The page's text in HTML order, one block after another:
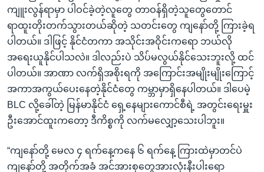
ကျူးလွန်ရာမှာ ပါဝင်ခဲ့တဲ့လူတွေ တာဝန်ရှိတဲ့သူတွေတောင်
ရာထူးတိုးတက်သွားတယ်ဆိုတဲ့ သတင်းတွေ ကျနော်တို့ ကြားခဲ့ရ
ပါတယ်။ ဒါဖြင့် နိုင်ငံတကာ အသိုင်းအဝိုင်းကရော ဘယ်လို
အရေးယူနိုင်ပါသလဲ။ ဒါလည်းပဲ သိပ်မလွယ်နိုင်သေးဘူးလို့ ထင်
ပါတယ်။ အာဏာ လက်ရှိအစိုးရကို အကြောင်းအမျိုးမျိုးကြောင့်
အကာအကွယ်ပေးနေတဲ့နိုင်ငံတွေ ကမ္ဘာမှာရှိနေပါတယ်။ ဒါပေမဲ့
BLC လို့ခေါ်တဲ့ မြန်မာနိုင်ငံ ရှေ့နေများကောင်စီရဲ့ အတွင်းရေးမှူး
ဦးအောင်ထူးကတော့ ဒီကိစ္စကို လက်မလျှော့သေးပါဘူး။
“ကျနော်တို့ မေလ ၄ ရက်နေ့ကနေ ၆ ရက်နေ့ ကြားထဲမှာတင်ပဲ
ကျနော်တို့ အတိုက်အခံ အင်အားစုတွေအားလုံးနီးပါးရော